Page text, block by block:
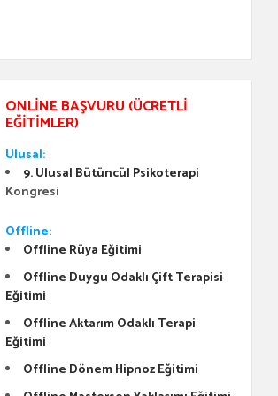
ONLINE BAŞVURU (ÜCRETLI
EĞITIMLER)
Ulusal:
9. Ulusal Bütüncül Psikoterapi
Kongresi
Offline:
Offline Rüya Eğitimi
Offline Duygu Odaklı Çift Terapisi
Eğitimi
Offline Aktarım Odaklı Terapi
Eğitimi
Offline Dönem Hipnoz Eğitimi